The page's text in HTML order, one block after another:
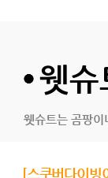
웻슈
웻슈트는 곰팡
[스쿠버다이빙